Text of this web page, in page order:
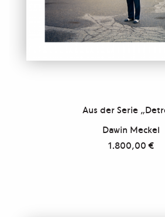
Aus der Serie
Dawin Meckel
1.800,00€